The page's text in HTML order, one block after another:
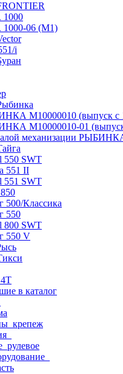
1000
1000-06 (М1)
i
M10000010 (выпуск с
M10000010-01 (выпуск
механизации
550 SWT
551 II
551 SWT
500/Классика
550
800 SWT
550 V
в каталог